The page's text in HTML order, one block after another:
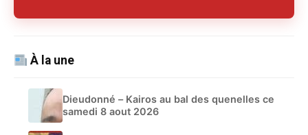
À la une
Dieudonné – Kairos au bal des quenelles ce
samedi 8 aout 2026